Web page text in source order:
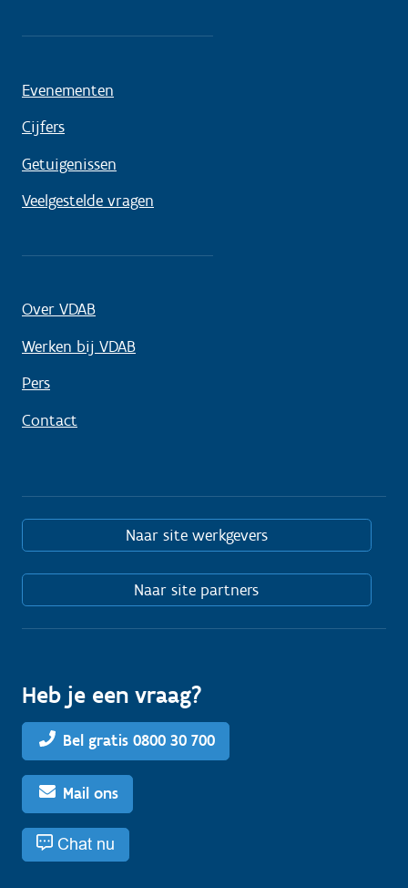
Evenementen
Cijfers
Getuigenissen
Veelgestelde vragen
Over VDAB
Werken bij VDAB
Pers
Contact
Naar site werkgevers
Naar site partners
Heb je een vraag?
Bel gratis 0800 30 700
Mail ons
Chat nu